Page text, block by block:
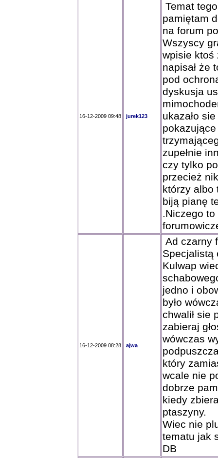
16-12-2009 09:48 jurek123
Temat
pamiętam
na forum
Wszyscy
wpisie ktoś
napisał że
pod
dyskusja
ukazało
zupełnie
czy tylko
przecież
którzy albo
biją pianę
.Niczego
16-12-2009 08:28 ajwa
Ad czarny
Specjalistą
Kulwap
jedno i
było
chwalił sie
zabieraj
wówczas
który
wcale nie
dobrze
kiedy
ptaszyny.
Wiec nie
tematu jak
DB